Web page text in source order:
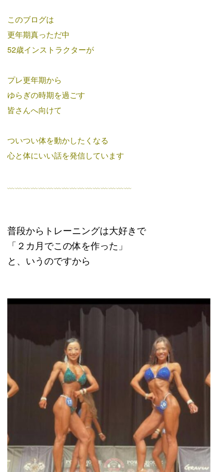
このブログは
更年期真っただ中
52歳インストラクターが
プレ更年期から
ゆらぎの時期を過ごす
皆さんへ向けて
ついつい体を動かしたくなる
心と体にいい話を発信しています
﹏﹏﹏﹏﹏﹏﹏﹏﹏﹏﹏﹏﹏﹏﹏﹏
普段からトレーニングは大好きで
「２カ月でこの体を作った」
と、いうのですから